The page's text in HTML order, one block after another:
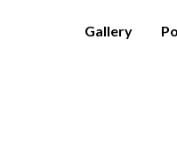
Gallery